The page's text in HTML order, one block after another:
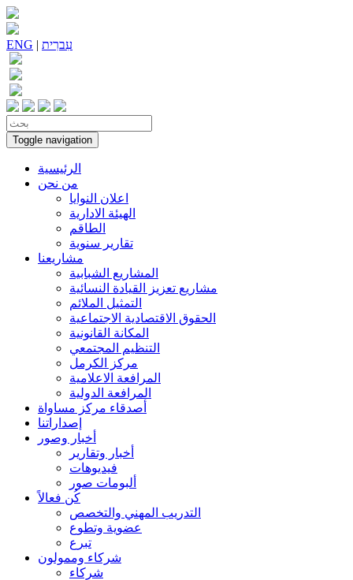
ENG | עִברִית
Toggle navigation
الرئيسية
من نحن
اعلان النوايا
الهيئة الادارية
الطاقم
تقارير سنوية
مشاريعنا
المشاريع الشبابية
مشاريع تعزيز القيادة النسائية
التمثيل الملائم
الحقوق الاقتصادية الاجتماعية
المكانة القانونية
التنظيم المجتمعي
مركز الكرمل
المرافعة الاعلامية
المرافعة الدولية
أصدقاء مركز مساواة
إصداراتنا
أخبار وصور
أخبار وتقارير
فيديوهات
ألبومات صور
كُن فعالاً
التدريب المهني والتخصص
عضوية وتطوع
تبرع
شركاء وممولون
شركاء